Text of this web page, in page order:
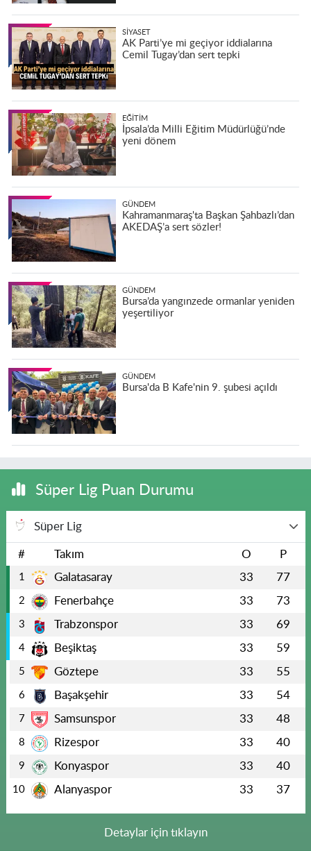
SIYASET
AK Parti’ye mi geçiyor iddialarına
Cemil Tugay’dan sert tepki
EĞITIM
İpsala’da Milli Eğitim Müdürlüğü’nde
yeni dönem
GÜNDEM
Kahramanmaraş'ta Başkan Şahbazlı’dan
AKEDAŞ’a sert sözler!
GÜNDEM
Bursa’da yangınzede ormanlar yeniden
yeşertiliyor
GÜNDEM
Bursa'da B Kafe'nin 9. şubesi açıldı
Süper Lig Puan Durumu
Süper Lig
# Takım O P
1 Galatasaray 33 77
2 Fenerbahçe 33 73
3 Trabzonspor 33 69
4 Beşiktaş 33 59
5 Göztepe 33 55
6 Başakşehir 33 54
7 Samsunspor 33 48
8 Rizespor 33 40
9 Konyaspor 33 40
10 Alanyaspor 33 37
Detaylar için tıklayın